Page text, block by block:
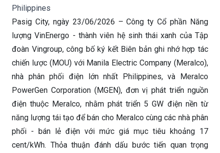
Philippines
Pasig City, ngày 23/06/2026 – Công ty Cổ phần Năng
lượng VinEnergo - thành viên hệ sinh thái xanh của Tập
đoàn Vingroup, công bố ký kết Biên bản ghi nhớ hợp tác
chiến lược (MOU) với Manila Electric Company (Meralco),
nhà phân phối điện lớn nhất Philippines, và Meralco
PowerGen Corporation (MGEN), đơn vị phát triển nguồn
điện thuộc Meralco, nhằm phát triển 5 GW điện nền từ
năng lượng tái tạo để bán cho Meralco cùng các nhà phân
phối - bán lẻ điện với mức giá mục tiêu khoảng 17
cent/kWh. Thỏa thuận đánh dấu bước tiến quan trọng